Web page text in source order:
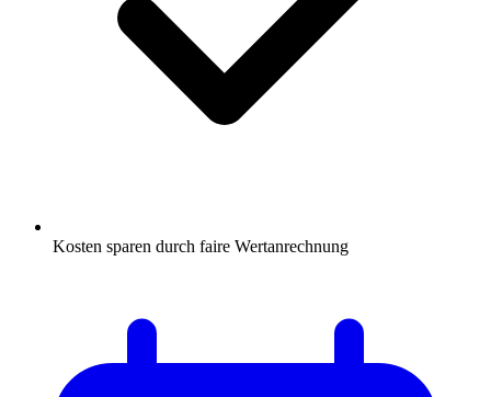
Kosten sparen durch faire Wertanrechnung